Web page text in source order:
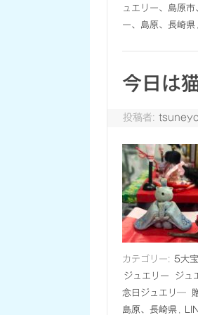
ュエリー、島原市
ー、島原、長崎県
今日は
投稿者:tsuneyo
カテゴリー: 5大
ジュエリー
ジュ
念日ジュエリ―
島原、長崎県